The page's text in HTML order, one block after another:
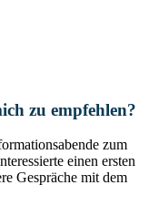
zu empfehlen?
zum
einen ersten
Gespräche mit dem